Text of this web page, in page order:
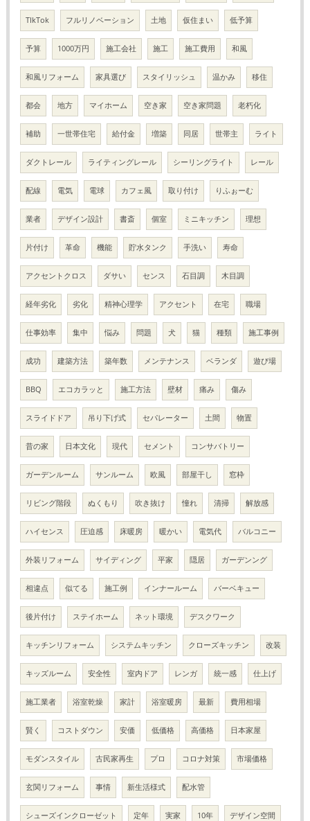
TIkTok フルリノベーション 土地 仮住まい 低予算
予算 1000万円 施工会社 施工 施工費用 和風
和風リフォーム 家具選び スタイリッシュ 温かみ 移住
都会 地方 マイホーム 空き家 空き家問題 老朽化
補助 一世帯住宅 給付金 増築 同居 世帯主 ライト
ダクトレール ライティングレール シーリングライト レール
配線 電気 電球 カフェ風 取り付け りふぉーむ
業者 デザイン設計 書斎 個室 ミニキッチン 理想
片付け 革命 機能 貯水タンク 手洗い 寿命
アクセントクロス ダサい センス 石目調 木目調
経年劣化 劣化 精神心理学 アクセント 在宅 職場
仕事効率 集中 悩み 問題 犬 猫 種類 施工事例
成功 建築方法 築年数 メンテナンス ベランダ 遊び場
BBQ エコカラッと 施工方法 壁材 痛み 傷み
スライドドア 吊り下げ式 セパレーター 土間 物置
昔の家 日本文化 現代 セメント コンサバトリー
ガーデンルーム サンルーム 欧風 部屋干し 窓枠
リビング階段 ぬくもり 吹き抜け 憧れ 清掃 解放感
ハイセンス 圧迫感 床暖房 暖かい 電気代 バルコニー
外装リフォーム サイディング 平家 隠居 ガーデンング
相違点 似てる 施工例 インナールーム バーベキュー
後片付け ステイホーム ネット環境 デスクワーク
キッチンリフォーム システムキッチン クローズキッチン 改装
キッズルーム 安全性 室内ドア レンガ 統一感 仕上げ
施工業者 浴室乾燥 家計 浴室暖房 最新 費用相場
賢く コストダウン 安価 低価格 高価格 日本家屋
モダンスタイル 古民家再生 プロ コロナ対策 市場価格
玄関リフォーム 事情 新生活様式 配水管
シューズインクローゼット 定年 実家 10年 デザイン空間